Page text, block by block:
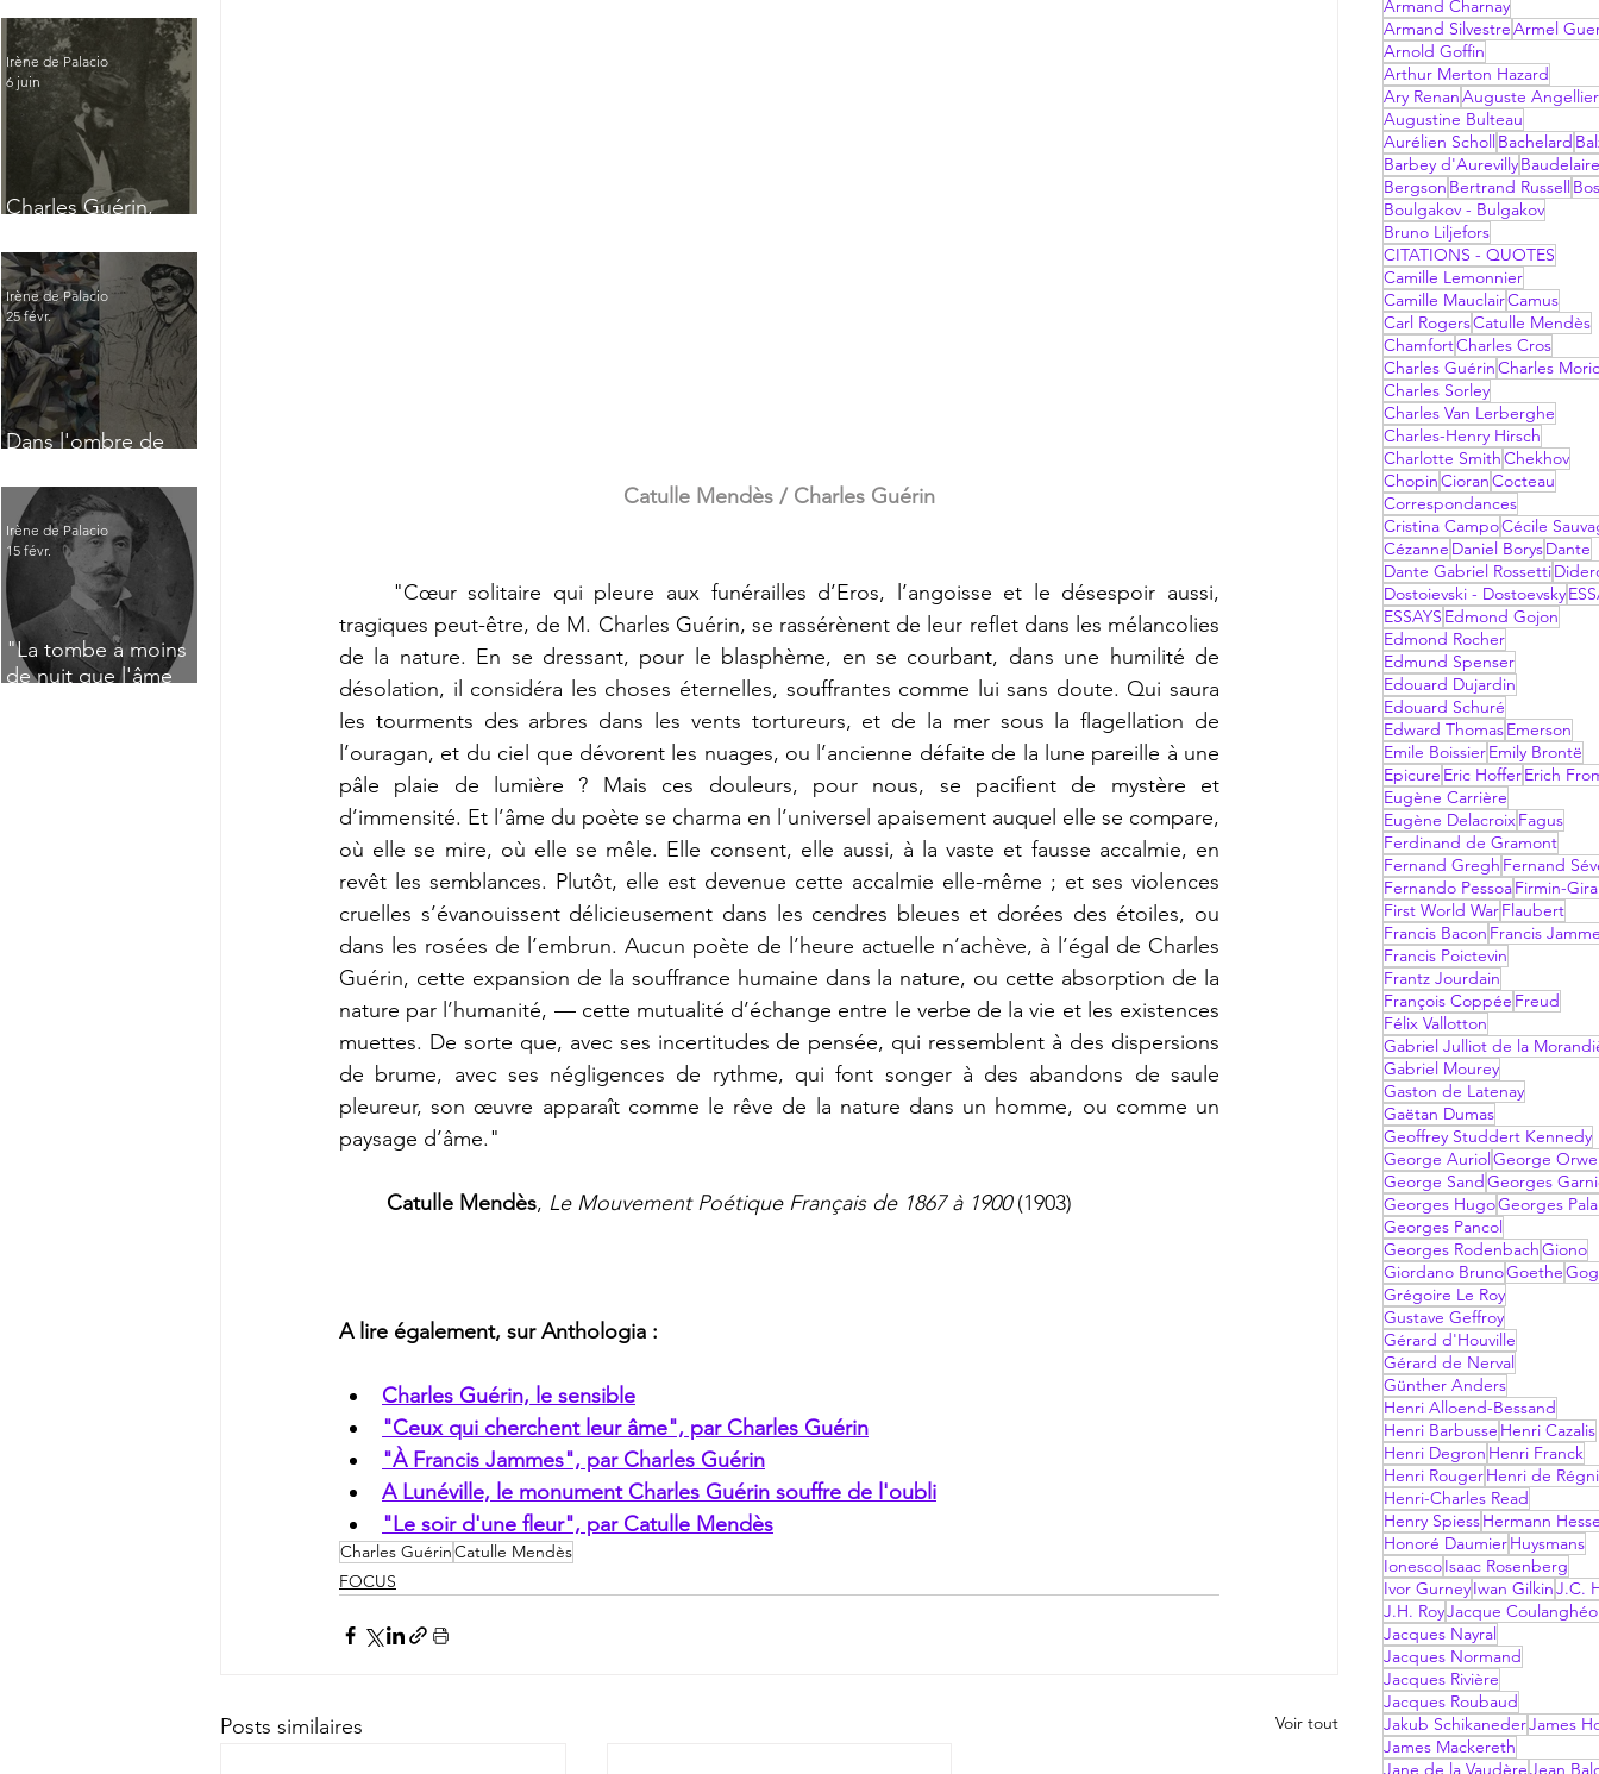
Charles Guérin,
Irène de Palacio
6 juin
Dans l'ombre de
Irène de Palacio
25 févr.
"La tombe a moins
de nuit que l'âme
Irène de Palacio
15 févr.
Catulle Mendès / Charles Guérin
tragiques peut-être, de M. Charles Guérin, se rassérènent de leur reflet dans les mélancolies
de la nature. En se dressant, pour le blasphème, en se courbant, dans une humilité de
désolation, il considéra les choses éternelles, souffrantes comme lui sans doute. Qui saura
les tourments des arbres dans les vents tortureurs, et de la mer sous la flagellation de
l’ouragan, et du ciel que dévorent les nuages, ou l’ancienne défaite de la lune pareille à une
pâle plaie de lumière ? Mais ces douleurs, pour nous, se pacifient de mystère et
d’immensité. Et l’âme du poète se charma en l’universel apaisement auquel elle se compare,
où elle se mire, où elle se mêle. Elle consent, elle aussi, à la vaste et fausse accalmie, en
revêt les semblances. Plutôt, elle est devenue cette accalmie elle-même ; et ses violences
cruelles s’évanouissent délicieusement dans les cendres bleues et dorées des étoiles, ou
dans les rosées de l’embrun. Aucun poète de l’heure actuelle n’achève, à l’égal de Charles
Guérin, cette expansion de la souffrance humaine dans la nature, ou cette absorption de la
nature par l’humanité, — cette mutualité d’échange entre le verbe de la vie et les existences
muettes. De sorte que, avec ses incertitudes de pensée, qui ressemblent à des dispersions
de brume, avec ses négligences de rythme, qui font songer à des abandons de saule
pleureur, son œuvre apparaît comme le rêve de la nature dans un homme, ou comme un
paysage d’âme."
Catulle Mendès, Le Mouvement Poétique Français de 1867 à 1900 (1903)
A lire également, sur Anthologia :
Charles Guérin, le sensible
"Ceux qui cherchent leur âme", par Charles Guérin
"À Francis Jammes", par Charles Guérin
A Lunéville, le monument Charles Guérin souffre de l'oubli
"Le soir d'une fleur", par Catulle Mendès
Charles GuérinCatulle Mendès
FOCUS
Posts similaires Voir tout
Armand Charnay
Armand SilvestreArmel
Arnold Goffin
Arthur Merton Hazard
Ary RenanAuguste Angellier
Augustine Bulteau
Aurélien Scholl Bachelard
Barbey d'AurevillyBaudelaire
Bergson Bertrand Russell
Boulgakov - Bulgakov
Bruno Liljefors
CITATIONS - QUOTES
Camille Lemonnier
Camille MauclairCamus
Carl RogersCatulle Mendès
ChamfortCharles Cros
Charles GuérinCharles
Charles Sorley
Charles Van Lerberghe
Charles-Henry Hirsch
Charlotte SmithChekhov
ChopinCioranCocteau
Correspondances
Cristina CampoCécile
Cézanne Daniel BorysDante
Dante Gabriel Rossetti
Dostoievski - Dostoevsky
ESSAYS Edmond Gojon
Edmond Rocher
Edmund Spenser
Edouard Dujardin
Edouard Schuré
Edward ThomasEmerson
Emile BoissierEmily Brontë
Epicure Eric HofferErich
Eugène Carrière
Eugène DelacroixFagus
Ferdinand de Gramont
Fernand Gregh Fernand
Fernando PessoaFirmin-
First World WarFlaubert
Francis Bacon Francis
Francis Poictevin
Frantz Jourdain
François Coppée Freud
Félix Vallotton
Gabriel Julliot de la
Gabriel Mourey
Gaston de Latenay
Gaëtan Dumas
Geoffrey Studdert Kennedy
George Auriol George
George Sand Georges
Georges HugoGeorges
Georges Pancol
Georges RodenbachGiono
Giordano BrunoGoethe
Grégoire Le Roy
Gustave Geffroy
Gérard d'Houville
Gérard de Nerval
Günther Anders
Henri Alloend-Bessand
Henri Barbusse Henri Cazalis
Henri Degron Henri Franck
Henri RougerHenri de
Henri-Charles Read
Henry SpiessHermann
Honoré DaumierHuysmans
IonescoIsaac Rosenberg
Ivor GurneyIwan GilkinJ.C.
J.H. RoyJacque
Jacques Nayral
Jacques Normand
Jacques Rivière
Jacques Roubaud
Jakub SchikanederJames
James Mackereth